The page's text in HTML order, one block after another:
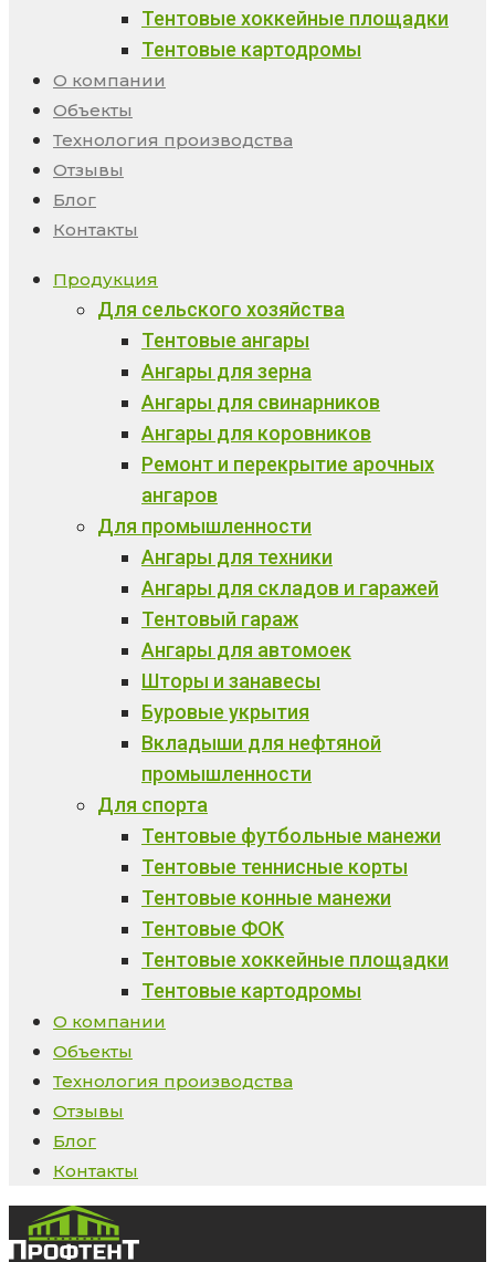
Тентовые хоккейные площадки
Тентовые картодромы
О компании
Объекты
Технология производства
Отзывы
Блог
Контакты
Продукция
Для сельского хозяйства
Тентовые ангары
Ангары для зерна
Ангары для свинарников
Ангары для коровников
Ремонт и перекрытие арочных
ангаров
Для промышленности
Ангары для техники
Ангары для складов и гаражей
Тентовый гараж
Ангары для автомоек
Шторы и занавесы
Буровые укрытия
Вкладыши для нефтяной
промышленности
Для спорта
Тентовые футбольные манежи
Тентовые теннисные корты
Тентовые конные манежи
Тентовые ФОК
Тентовые хоккейные площадки
Тентовые картодромы
О компании
Объекты
Технология производства
Отзывы
Блог
Контакты